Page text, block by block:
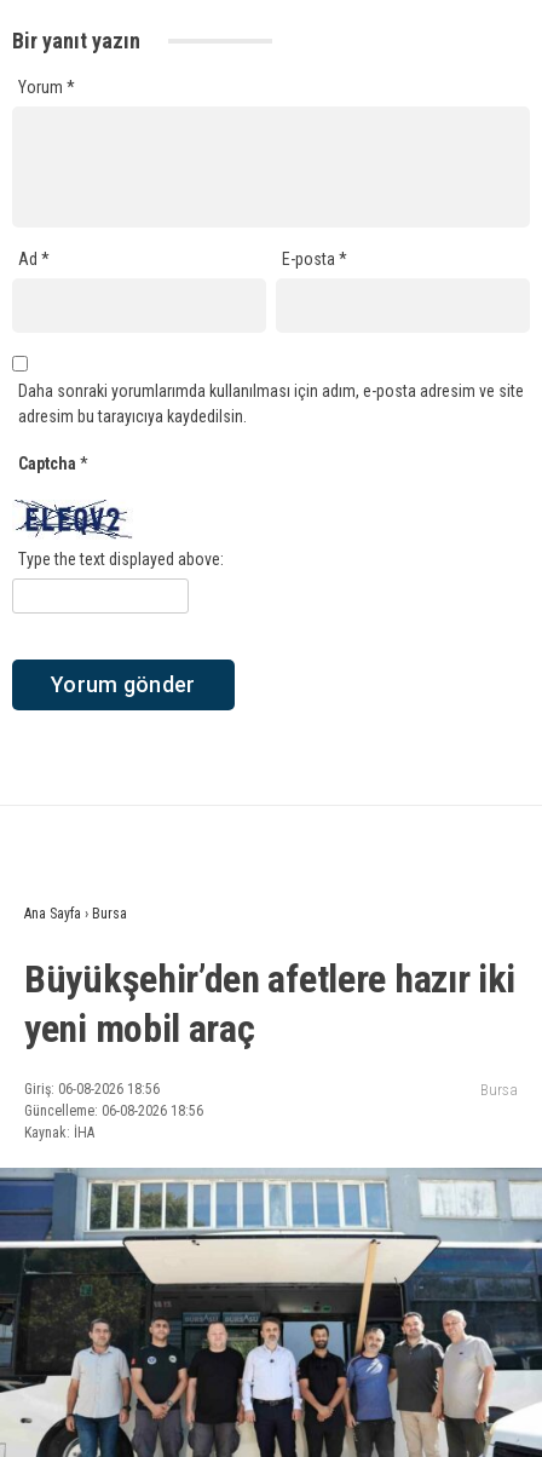
Bir yanıt yazın
Yorum *
Ad * E-posta*
Daha sonraki yorumlarımda kullanılması için adım, e-posta adresim ve site
adresim bu tarayıcıya kaydedilsin.
Captcha *
Type the text displayed above:
Ana Sayfa › Bursa
Büyükşehir’den afetlere hazır iki
yeni mobil araç
Giriş: 06-08-2026 18:56
Güncelleme: 06-08-2026 18:56
Kaynak: İHA
Bursa